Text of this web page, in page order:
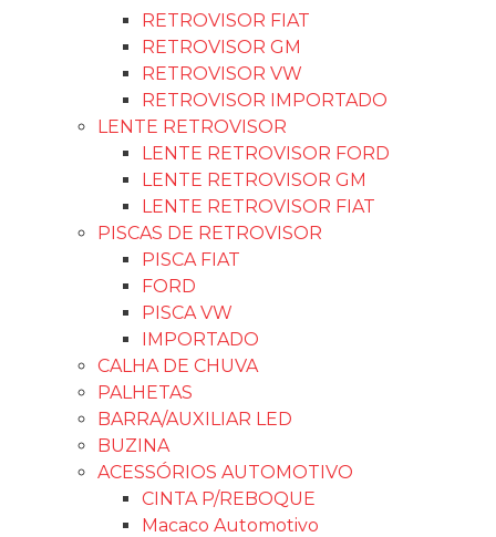
RETROVISOR FIAT
RETROVISOR GM
RETROVISOR VW
RETROVISOR IMPORTADO
LENTE RETROVISOR
LENTE RETROVISOR FORD
LENTE RETROVISOR GM
LENTE RETROVISOR FIAT
PISCAS DE RETROVISOR
PISCA FIAT
FORD
PISCA VW
IMPORTADO
CALHA DE CHUVA
PALHETAS
BARRA/AUXILIAR LED
BUZINA
ACESSÓRIOS AUTOMOTIVO
CINTA P/REBOQUE
Macaco Automotivo